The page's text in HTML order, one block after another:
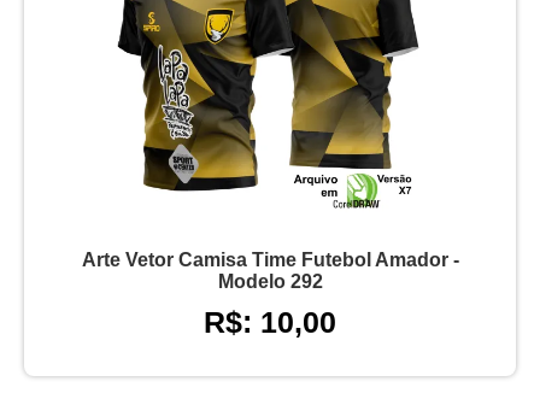
Arte Vetor Camisa Time Futebol Amador -
Modelo 292
R$: 10,00